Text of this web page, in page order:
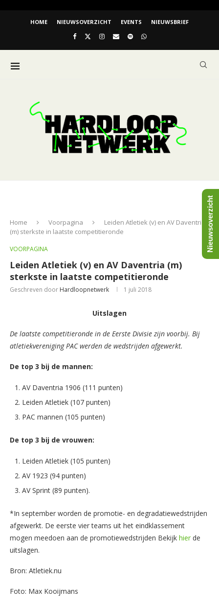
HOME NIEUWSOVERZICHT EVENTS NIEUWSBRIEF
Home Voorpagina
Leiden Atletiek (v) en AV Daventria
(m) sterkste in laatste competitieronde
VOORPAGINA
Leiden Atletiek (v) en AV Daventria (m)
sterkste in laatste competitieronde
Geschreven door Hardloopnetwerk 1 juli 2018
Uitslagen
De laatste competitieronde in de Eerste Divisie zijn voorbij. Bij
atletiekvereniging PAC werden de wedstrijden afgewerkt.
De top 3 bij de mannen:
AV Daventria 1906 (111 punten)
Leiden Atletiek (107 punten)
PAC mannen (105 punten)
De top 3 bij de vrouwen:
Leiden Atletiek (105 punten)
AV 1923 (94 punten)
AV Sprint (89 punten).
*In september worden de promotie- en degradatiewedstrijden
afgewerkt. De eerste vier teams uit het eindklassement
mogen meedoen aan de promotiewedstrijden Bekijk hier de
uitslagen.
Bron: Atletiek.nu
Foto: Max Kooijmans
Nieuwsoverzicht